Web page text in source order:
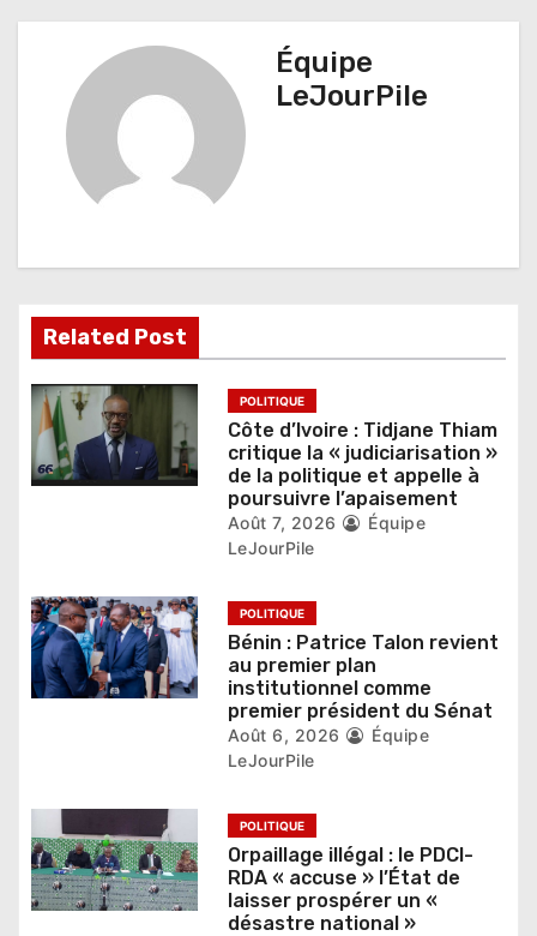
d
e
l
’
a
i
c
l
Équipe
LeJourPile
Related Post
POLITIQUE
Côte d’Ivoire : Tidjane Thiam
critique la « judiciarisation »
de la politique et appelle à
poursuivre l’apaisement
Août 7, 2026
Équipe
LeJourPile
POLITIQUE
Bénin : Patrice Talon revient
au premier plan
institutionnel comme
premier président du Sénat
Août 6, 2026
Équipe
LeJourPile
POLITIQUE
Orpaillage illégal : le PDCI-
RDA « accuse » l’État de
laisser prospérer un «
désastre national »